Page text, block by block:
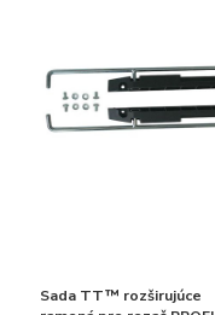
Sada TT™ rozširujúce